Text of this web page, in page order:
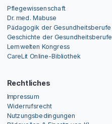
Pflegewissenschaft
Dr. med. Mabuse
Pädagogik der Gesundheitsberufe
Geschichte der Gesundheitsberufe
Lernwelten Kongress
CareLit Online-Bibliothek
Rechtliches
Impressum
Widerrufsrecht
Nutzungsbedingungen